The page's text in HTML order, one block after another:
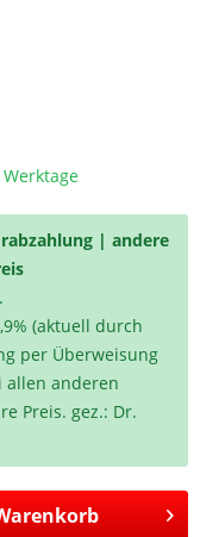
| andere
(aktuell durch
per Überweisung
allen anderen
Preis. gez.: Dr.